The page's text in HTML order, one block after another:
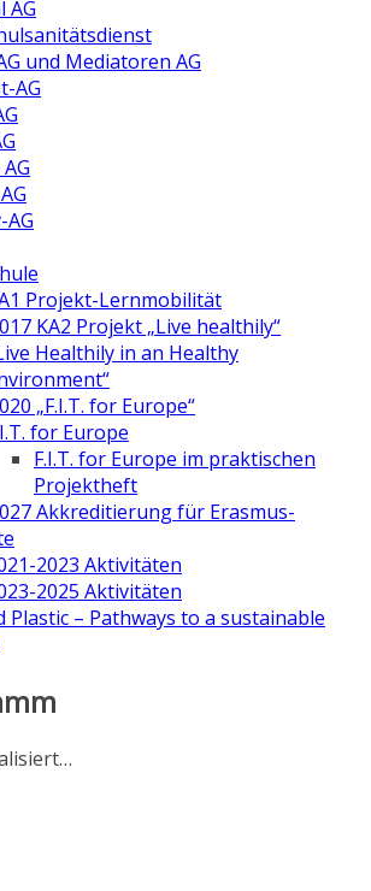
AG
und Mediatoren AG
AG
Projekt-Lernmobilität
KA2 Projekt „Live healthily“
Healthily in an Healthy
„F.I.T. for Europe“
for Europe
F.I.T. for Europe im praktischen
Projektheft
Akkreditierung für Erasmus-
2023 Aktivitäten
2025 Aktivitäten
Plastic – Pathways to a sustainable